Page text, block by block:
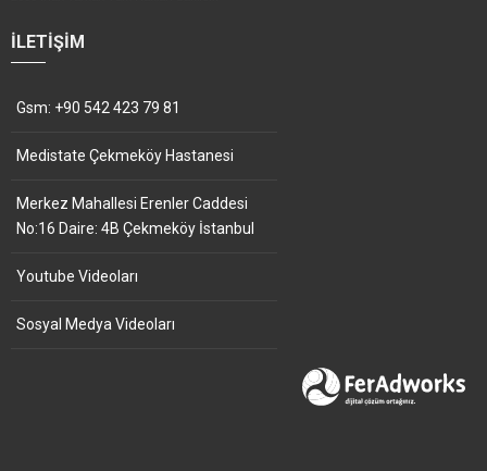
İLETIŞIM
Gsm: +90 542 423 79 81
Medistate Çekmeköy Hastanesi
Merkez Mahallesi Erenler Caddesi
No:16 Daire: 4B Çekmeköy İstanbul
Youtube Videoları
Sosyal Medya Videoları